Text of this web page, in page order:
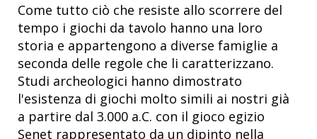
Come tutto ciò che resiste allo scorrere del
tempo i giochi da tavolo hanno una loro
storia e appartengono a diverse famiglie a
seconda delle regole che li caratterizzano.
Studi archeologici hanno dimostrato
l'esistenza di giochi molto simili ai nostri già
a partire dal 3.000 a.C. con il gioco egizio
Senet rappresentato da un dipinto nella